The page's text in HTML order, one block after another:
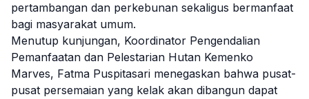
pertambangan dan perkebunan sekaligus bermanfaat
bagi masyarakat umum.
Menutup kunjungan, Koordinator Pengendalian
Pemanfaatan dan Pelestarian Hutan Kemenko
Marves, Fatma Puspitasari menegaskan bahwa pusat-
pusat persemaian yang kelak akan dibangun dapat